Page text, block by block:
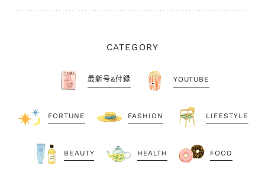
CATEGORY
最新号&付録 YOUTUBE
FORTUNE FASHION LIFESTYLE
BEAUTY HEALTH FOOD